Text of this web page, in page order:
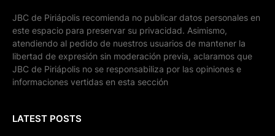
JBC de Piriápolis recomienda no publicar datos personales en
este espacio para preservar su privacidad. Asimismo,
atendiendo al pedido de nuestros usuarios de mantener la
libertad de expresión sin moderación previa, aclaramos que
JBC de Piriápolis no se responsabiliza por las opiniones e
informaciones vertidas en esta sección
LATEST POSTS